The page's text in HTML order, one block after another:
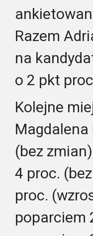
Razem
na
o 2 pkt
Kolejne
(bez
4 proc.
proc.
poparciem